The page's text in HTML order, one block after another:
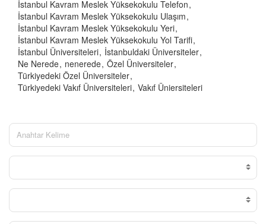
İstanbul Kavram Meslek Yüksekokulu Telefon
İstanbul Kavram Meslek Yüksekokulu Ulaşım
İstanbul Kavram Meslek Yüksekokulu Yeri
İstanbul Kavram Meslek Yüksekokulu Yol Tarifi
İstanbul Üniversiteleri İstanbuldaki Üniversiteler
Ne Nerede nenerede Özel Üniversiteler
Türkiyedeki Özel Üniversiteler
Türkiyedeki Vakıf Üniversiteleri Vakıf Üniersiteleri